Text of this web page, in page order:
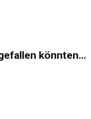
könnten…